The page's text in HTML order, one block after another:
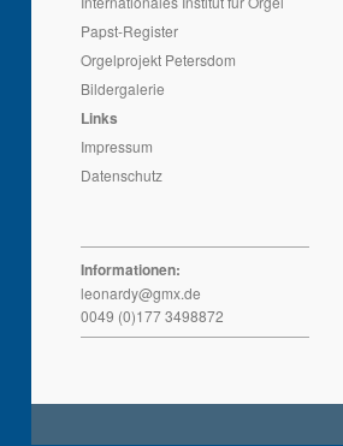
Papst-Register
Orgelprojekt Petersdom
Bildergalerie
Links
Impressum
Datenschutz
Informationen:
leonardy@gmx.de
0049 (0)177 3498872